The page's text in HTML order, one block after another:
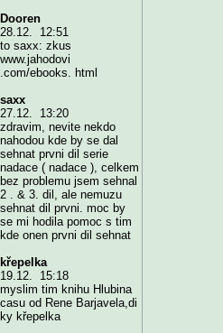
Dooren
28.12. 12:51
to saxx: zkus
www.jahodovi
.com/ebooks. html
saxx
27.12. 13:20
zdravim, nevite nekdo
nahodou kde by se dal
sehnat prvni dil serie
nadace ( nadace ), celkem
bez problemu jsem sehnal
2 . & 3. dil, ale nemuzu
sehnat dil prvni. moc by
se mi hodila pomoc s tim
kde onen prvni dil sehnat
křepelka
19.12. 15:18
myslim tim knihu Hlubina
casu od Rene Barjavela,di
ky křepelka